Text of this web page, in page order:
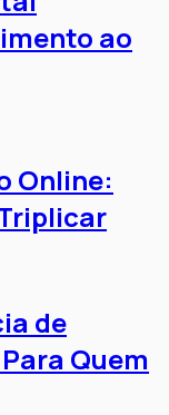
ao
Online:
de
Quem